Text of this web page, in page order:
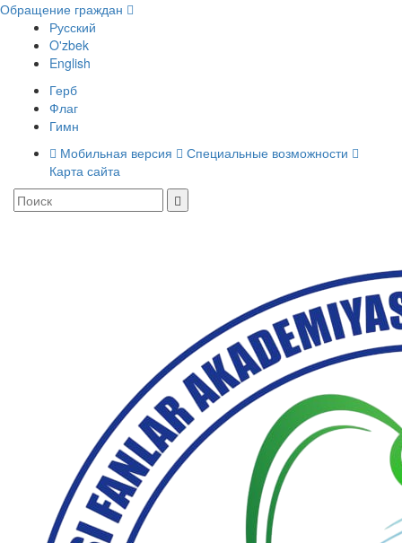
Обращение граждан
Русский
O'zbek
English
Герб
Флаг
Гимн
Мобильная версия
Специальные возможности
Карта сайта